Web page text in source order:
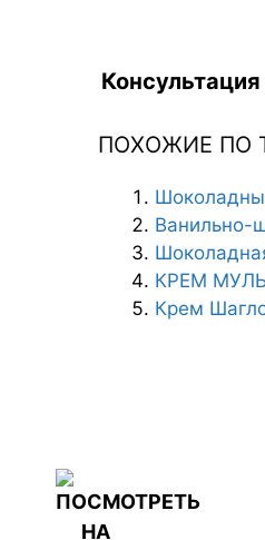
ПОХОЖИЕ ПО
Ванильно-
КРЕМ
Крем